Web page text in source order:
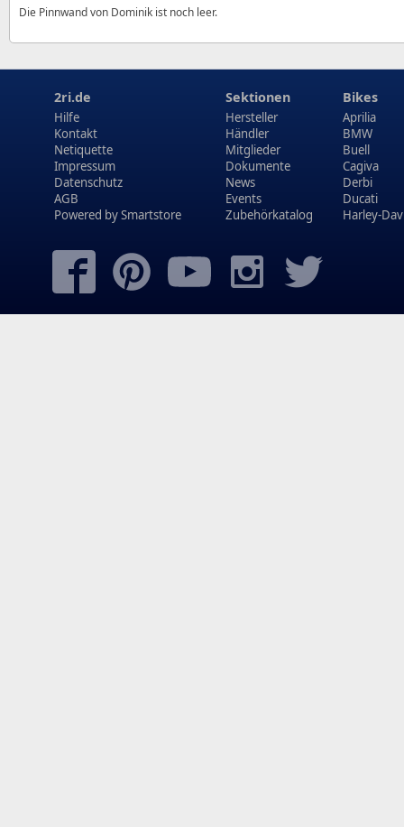
Die Pinnwand von Dominik ist noch leer.
2ri.de
Hilfe
Kontakt
Netiquette
Impressum
Datenschutz
AGB
Powered bySmartstore
Sektionen
Hersteller
Händler
Mitglieder
Dokumente
News
Events
Zubehörkatalog
Bikes
Aprilia
BMW
Buell
Cagiva
Derbi
Ducati
Harley-